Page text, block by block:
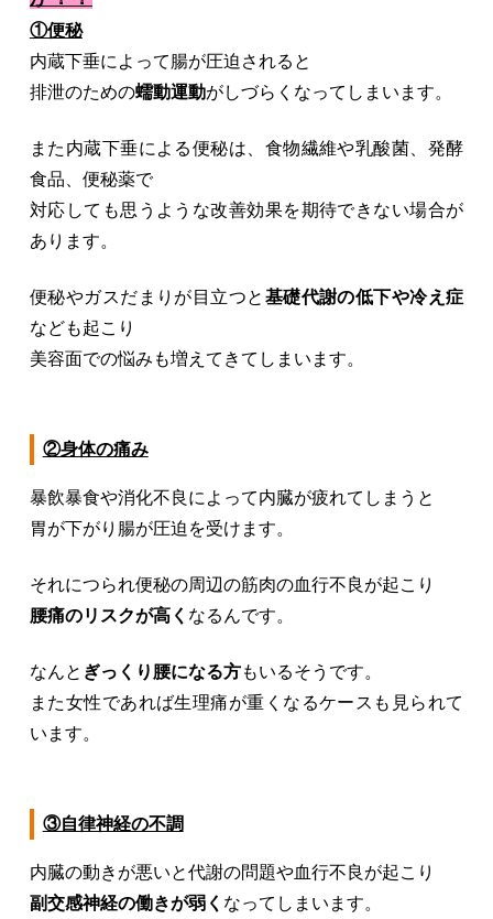
①便秘
内蔵下垂によって腸が圧迫されると
排泄のための蠕動運動がしづらくなってしまいます。
また内蔵下垂による便秘は、食物繊維や乳酸菌、発酵
食品、便秘薬で
対応しても思うような改善効果を期待できない場合が
あります。
便秘やガスだまりが目立つと 基礎代謝の低下や冷え症
なども起こり
美容面での悩みも増えてきてしまいます。
②身体の痛み
暴飲暴食や消化不良によって内臓が疲れてしまうと
胃が下がり腸が圧迫を受けます。
それにつられ便秘の周辺の筋肉の血行不良が起こり
腰痛のリスクが高く なるんです。
なんと ぎっくり腰になる方もいるそうです。
また女性であれば生理痛が重くなるケースも見られて
います。
③自律神経の不調
内臓の動きが悪いと代謝の問題や血行不良が起こり
副交感神経の働きが弱く なってしまいます。